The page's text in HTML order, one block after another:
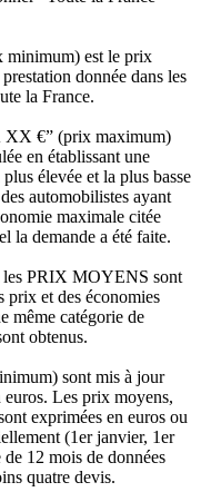
est le prix
donnée dans les
la France.
€” (prix maximum)
en établissant une
élevée et la plus basse
automobilistes ayant
maximale citée
la demande a été faite.
PRIX MOYENS sont
prix et des économies
même catégorie de
obtenus.
sont mis à jour
euros. Les prix moyens,
exprimées en euros ou
(1er janvier, 1er
12 mois de données
quatre devis.